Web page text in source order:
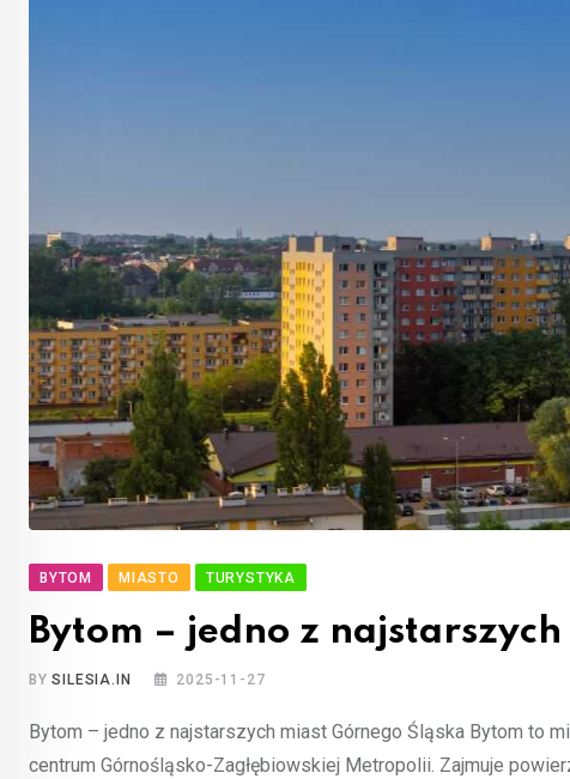
BYTOM MIASTO TURYSTYKA
Bytom – jedno z
BYSILESIA.IN 2025-11-27
Bytom – jedno z najstarszych miast Górnego Śląska Bytom to
centrum Górnośląsko-Zagłębiowskiej Metropolii. Zajmuje